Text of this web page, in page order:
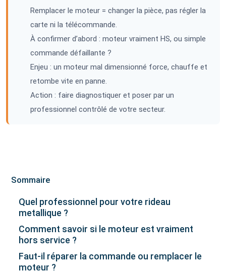
Remplacer le moteur = changer la pièce, pas régler la
carte ni la télécommande.
À confirmer d’abord : moteur vraiment HS, ou simple
commande défaillante ?
Enjeu : un moteur mal dimensionné force, chauffe et
retombe vite en panne.
Action : faire diagnostiquer et poser par un
professionnel contrôlé de votre secteur.
Sommaire
Quel professionnel pour votre rideau
metallique ?
Comment savoir si le moteur est vraiment
hors service ?
Faut-il réparer la commande ou remplacer le
moteur ?